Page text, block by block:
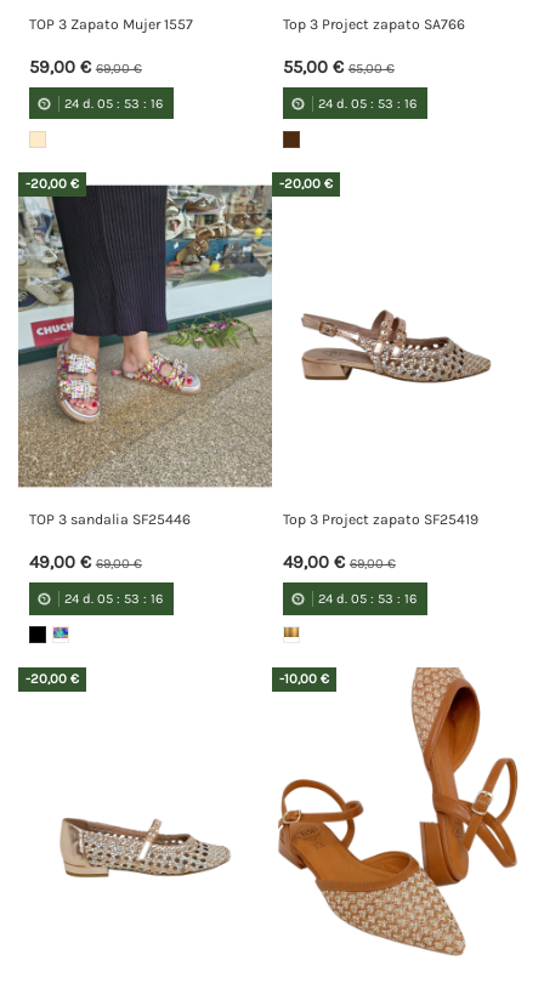
TOP 3 Zapato Mujer 1557
59,00 €69,00 €
24 d. 05 :53 :15
Top 3 Project zapato SA766
55,00 €65,00 €
24 d. 05 :53 :15
-20,00 €
TOP 3 sandalia SF25446
49,00 €69,00 €
24 d. 05 :53 :15
-20,00 €
Top 3 Project zapato SF25419
49,00 €69,00 €
24 d. 05 :53 :15
-20,00 € -10,00 €